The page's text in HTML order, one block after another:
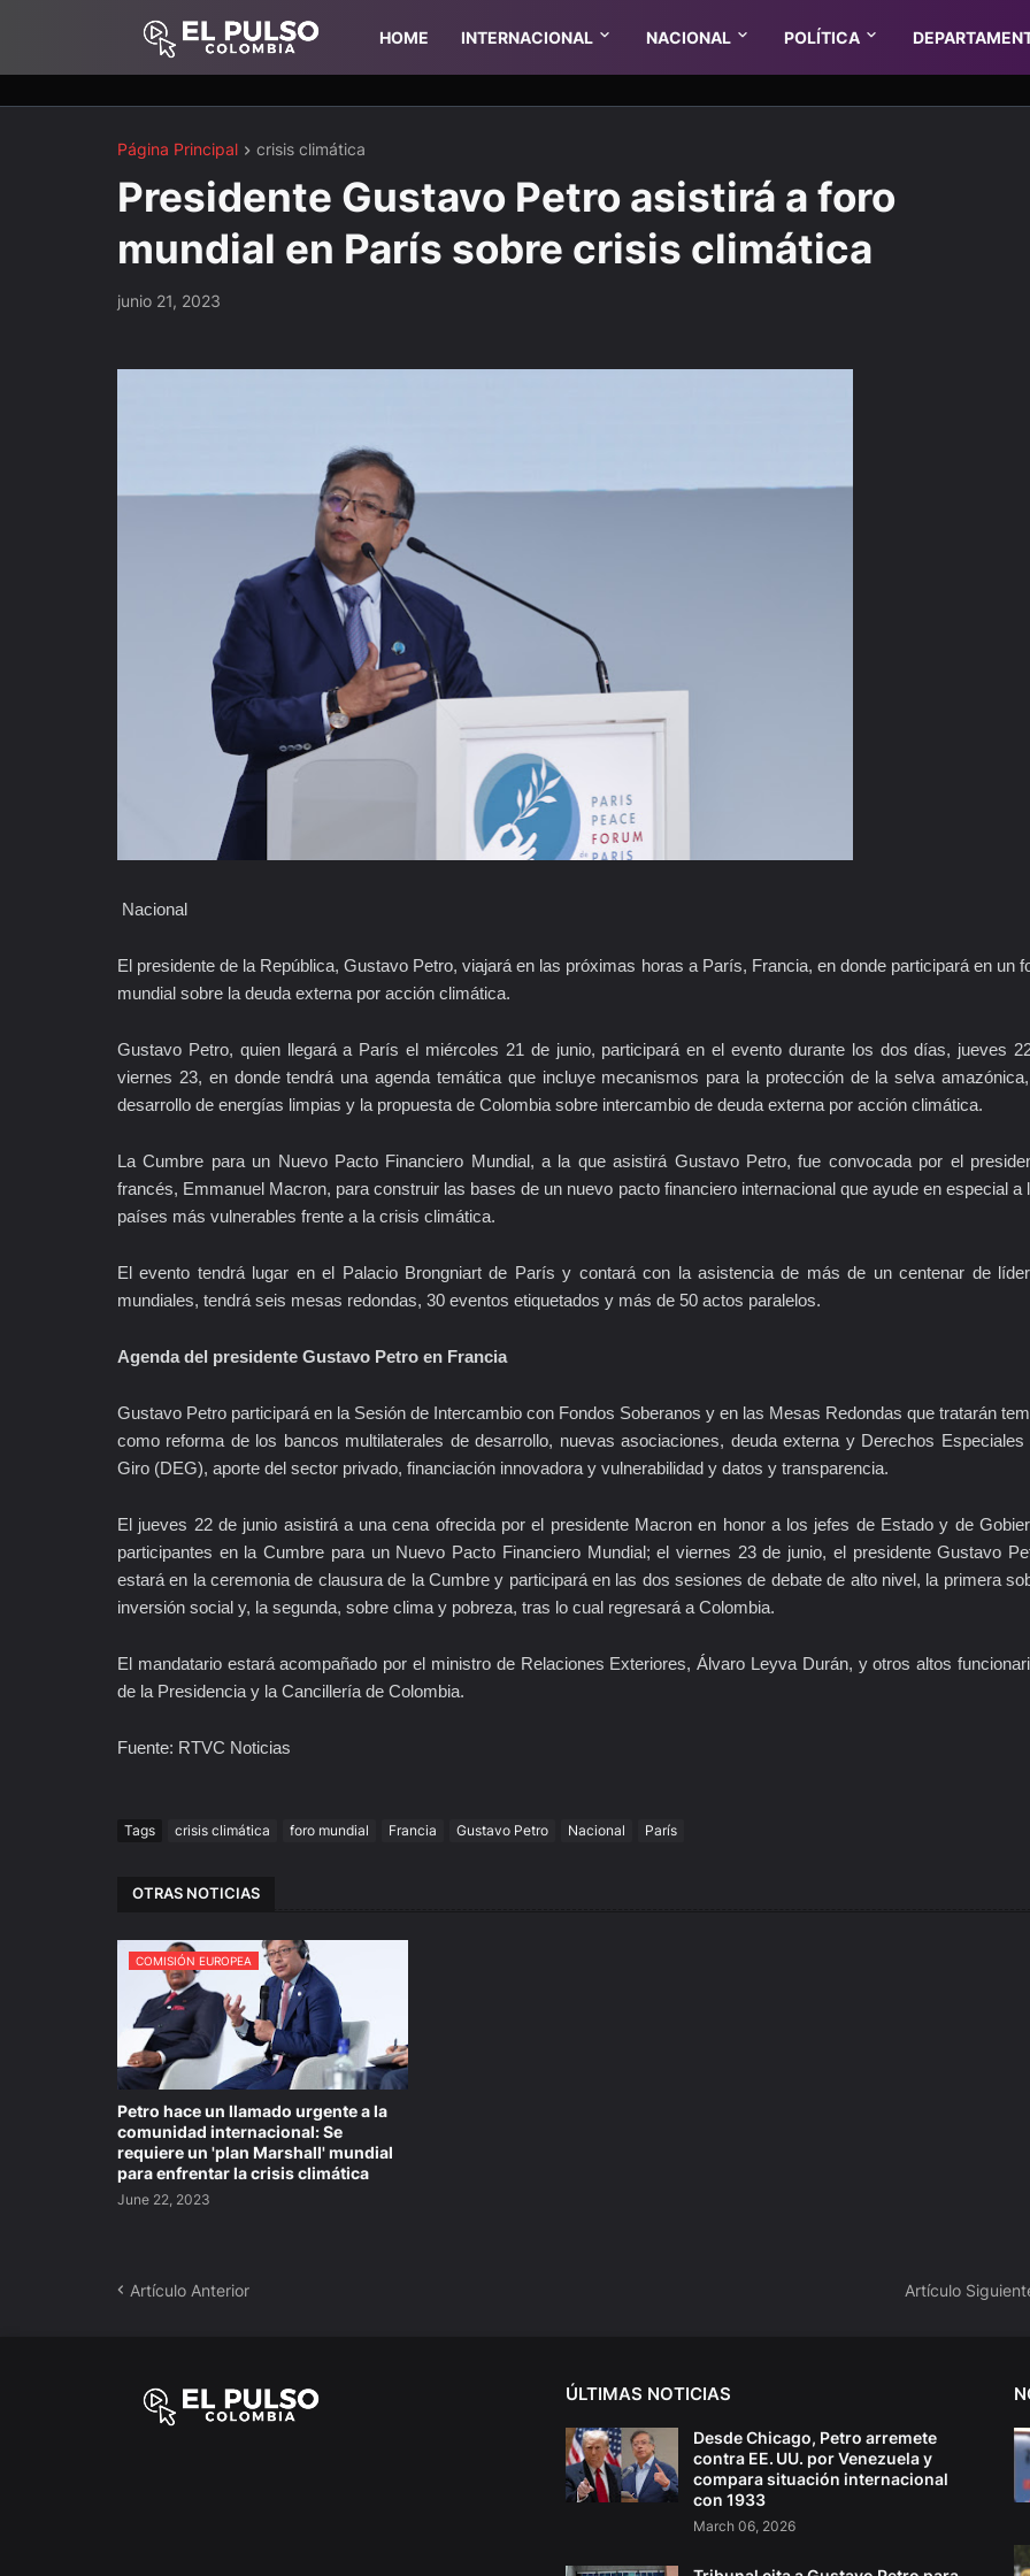
HOME INTERNACIONAL NACIONAL POLÍTICA
Página Principal crisis climática
Presidente Gustavo Petro asistirá a foro
mundial en París sobre crisis climática
junio 21, 2023
Nacional
El presidente de la República, Gustavo Petro, viajará en las próximas horas a París, Francia, en donde participará en un
mundial sobre la deuda externa por acción climática.
Gustavo Petro, quien llegará a París el miércoles 21 de junio, participará en el evento durante los dos días, jueves
viernes 23, en donde tendrá una agenda temática que incluye mecanismos para la protección de la selva
desarrollo de energías limpias y la propuesta de Colombia sobre intercambio de deuda externa por acción climática.
La Cumbre para un Nuevo Pacto Financiero Mundial, a la que asistirá Gustavo Petro, fue convocada por el
francés, Emmanuel Macron, para construir las bases de un nuevo pacto financiero internacional que ayude en especial a
países más vulnerables frente a la crisis climática.
El evento tendrá lugar en el Palacio Brongniart de París y contará con la asistencia de más de un centenar de
mundiales, tendrá seis mesas redondas, 30 eventos etiquetados y más de 50 actos paralelos.
Agenda del presidente Gustavo Petro en Francia
Gustavo Petro participará en la Sesión de Intercambio con Fondos Soberanos y en las Mesas Redondas que tratarán
como reforma de los bancos multilaterales de desarrollo, nuevas asociaciones, deuda externa y Derechos Especiales
Giro (DEG), aporte del sector privado, financiación innovadora y vulnerabilidad y datos y transparencia.
El jueves 22 de junio asistirá a una cena ofrecida por el presidente Macron en honor a los jefes de Estado y de
participantes en la Cumbre para un Nuevo Pacto Financiero Mundial; el viernes 23 de junio, el presidente Gustavo
estará en la ceremonia de clausura de la Cumbre y participará en las dos sesiones de debate de alto nivel, la primera
inversión social y, la segunda, sobre clima y pobreza, tras lo cual regresará a Colombia.
El mandatario estará acompañado por el ministro de Relaciones Exteriores, Álvaro Leyva Durán, y otros altos
de la Presidencia y la Cancillería de Colombia.
Fuente: RTVC Noticias
Tags crisis climática foro mundial Francia Gustavo Petro Nacional París
OTRAS NOTICIAS
COMISIÓN EUROPEA
Petro hace un llamado urgente a la
comunidad internacional: Se
requiere un 'plan Marshall' mundial
para enfrentar la crisis climática
June 22, 2023
Artículo Anterior Artículo
ÚLTIMAS NOTICIAS
Desde Chicago, Petro arremete
contra EE. UU. por Venezuela y
compara situación internacional
con 1933
March 06, 2026